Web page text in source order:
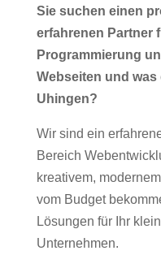
Sie suchen einen
erfahrenen Partner
Programmierung
Webseiten und
Uhingen?
Wir sind ein
Bereich
kreativem,
vom Budget
Lösungen für Ihr
Unternehmen.